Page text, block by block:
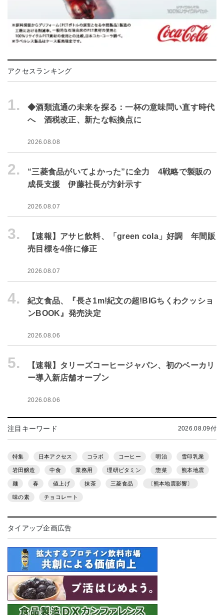
アクセスランキング
1.
◆酒類流通の未来を探る：一杯の意味問い直す時代
へ 酒税改正、新たな転換点に
2026.08.08
2.
“三菱食品がいてよかった”に全力 4戦略で製販の
成長支援 伊藤社長が方針示す
2026.08.07
3.
【速報】アサヒ飲料、「green cola」好調 年間販
売目標を4倍に修正
2026.08.07
4.
紀文食品、『長さ1m!紀文の超!BIGちくわクッショ
ンBOOK』発売決定
2026.08.06
5.
【速報】タリーズコーヒージャパン、初のベーカリ
ー導入新店舗オープン
2026.08.06
注目キーワード 2026.08.09付
特集 日本アクセス コラボ コーヒー 明治 雪印乳業
岩田醸造 中食 業務用 理研ビタミン 惣菜 熊本地震
麺 春 値上げ 抹茶 三菱食品 〔熊本地震影響〕
味の素 チョコレート
タイアップ企画広告